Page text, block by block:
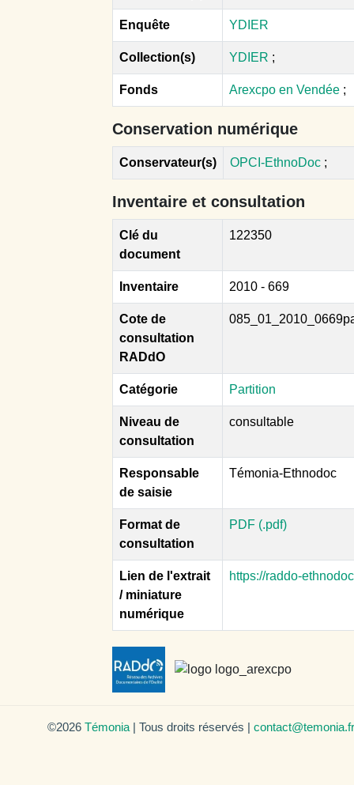
Enquête YDIER
Collection(s) YDIER ;
Fonds Arexcpo en Vendée ;
Conservation numérique
Conservateur(s) OPCI-EthnoDoc ;
Inventaire et consultation
Clé du
document
122350
Inventaire 2010 - 669
Cote de
consultation
RADdO
Catégorie Partition
Niveau de
consultation
consultable
Responsable
de saisie
Témonia-Ethnodoc
Format de
consultation
PDF (.pdf)
Lien de l'extrait
/ miniature
numérique
https://raddo-
©2026 Témonia | Tous droits réservés | contact@temonia.fr